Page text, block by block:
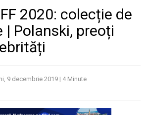
2020: colecție de
| Polanski, preoți
9 decembrie 2019 | 4 Minute